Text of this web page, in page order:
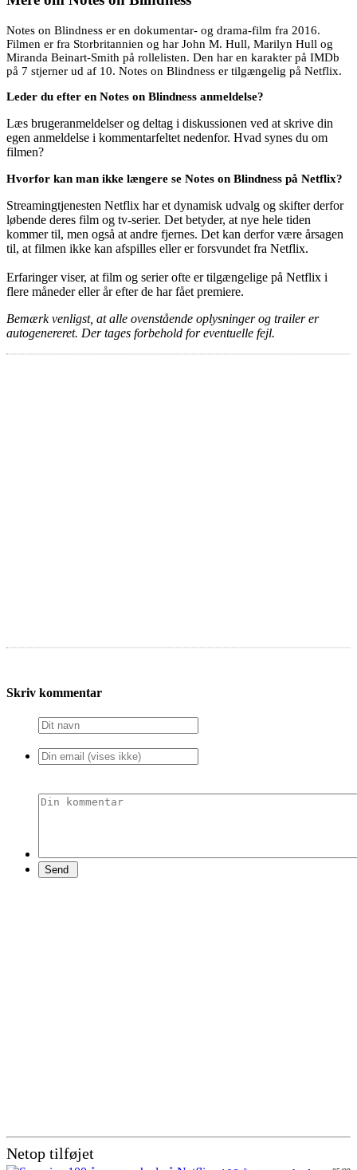
Notes on Blindness er en dokumentar- og drama-film fra 2016.
Filmen er fra Storbritannien og har John M. Hull, Marilyn Hull og
Miranda Beinart-Smith på rollelisten. Den har en karakter på IMDb
på 7 stjerner ud af 10. Notes on Blindness er tilgængelig på Netflix.
Leder du efter en Notes on Blindness anmeldelse?
Læs brugeranmeldelser og deltag i diskussionen ved at skrive din
egen anmeldelse i kommentarfeltet nedenfor. Hvad synes du om
filmen?
Hvorfor kan man ikke længere se Notes on Blindness på Netflix?
Streamingtjenesten Netflix har et dynamisk udvalg og skifter derfor
løbende deres film og tv-serier. Det betyder, at nye hele tiden
kommer til, men også at andre fjernes. Det kan derfor være årsagen
til, at filmen ikke kan afspilles eller er forsvundet fra Netflix.
Erfaringer viser, at film og serier ofte er tilgængelige på Netflix i
flere måneder eller år efter de har fået premiere.
Bemærk venligst, at alle ovenstående oplysninger og trailer er
autogenereret. Der tages forbehold for eventuelle fejl.
Skriv kommentar
Netop tilføjet